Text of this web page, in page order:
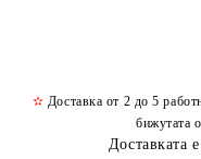
✫ Доставка от 2 до 5
бижутата
Доставката